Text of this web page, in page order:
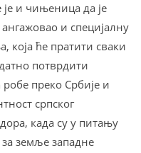
и чињеница да је
ангажовао и специјалну
која ће пратити сваки
потврдити
робе преко Србије и
српског
када су у питању
земље западне